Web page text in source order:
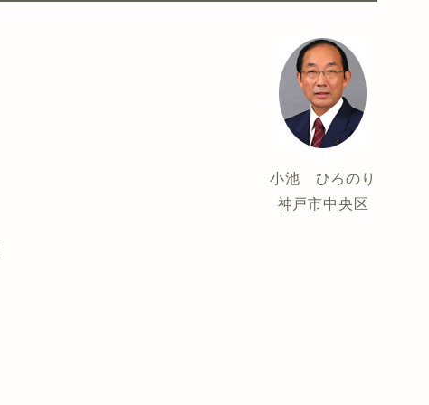
小池 ひろのり
神戸市中央区